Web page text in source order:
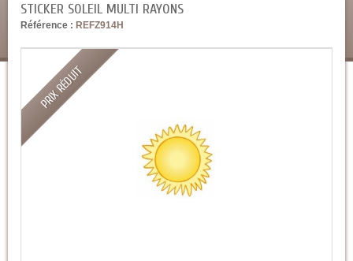
STICKER SOLEIL MULTI RAYONS
Référence : REFZ914H
PRIX RÉDUIT